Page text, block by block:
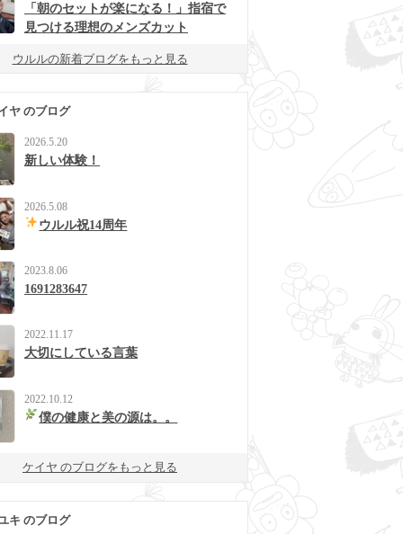
「朝のセットが楽になる！」指宿で
見つける理想のメンズカット
ウルルの新着ブログをもっと見る
ヤ のブログ
2026.5.20
新しい体験！
2026.5.08
ウルル祝14周年
2023.8.06
1691283647
2022.11.17
大切にしている言葉
2022.10.12
僕の健康と美の源は。。
ケイヤ のブログをもっと見る
キ のブログ